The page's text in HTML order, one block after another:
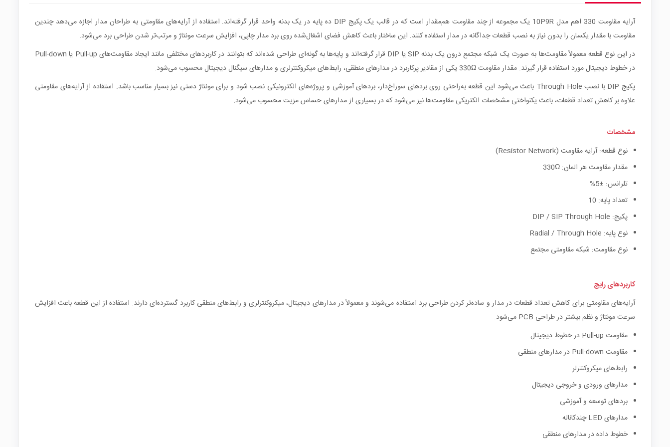
آرایه مقاومت 330 اهم مدل 10P9R یک مجموعه از چند مقاومت هم‌مقدار است که در قالب یک پکیج DIP ده پایه در یک بدنه واحد قرار گرفته‌اند. استفاده از آرایه‌های مقاومتی به طراحان مدار اجازه می‌دهد چندین
مقاومت با مقدار یکسان را بدون نیاز به نصب قطعات جداگانه در مدار استفاده کنند. این ساختار باعث کاهش فضای اشغال‌شده روی برد مدار چاپی، افزایش سرعت مونتاژ و مرتب‌تر شدن طراحی برد می‌شود.
در این نوع قطعه معمولاً مقاومت‌ها به صورت یک شبکه مجتمع درون یک بدنه SIP یا DIP قرار گرفته‌اند و پایه‌ها به گونه‌ای طراحی شده‌اند که بتوانند در کاربردهای مختلفی مانند ایجاد مقاومت‌های Pull-up یا Pull-down
در خطوط دیجیتال مورد استفاده قرار گیرند. مقدار مقاومت 330Ω یکی از مقادیر پرکاربرد در مدارهای منطقی، رابط‌های میکروکنترلری و مدارهای سیگنال دیجیتال محسوب می‌شود.
پکیج DIP با نصب Through Hole باعث می‌شود این قطعه به‌راحتی روی بردهای سوراخ‌دار، بردهای آموزشی و پروژه‌های الکترونیکی نصب شود و برای مونتاژ دستی نیز بسیار مناسب باشد. استفاده از آرایه‌های مقاومتی
علاوه بر کاهش تعداد قطعات، باعث یکنواختی مشخصات الکتریکی مقاومت‌ها نیز می‌شود که در بسیاری از مدارهای حساس مزیت محسوب می‌شود.
مشخصات
نوع قطعه: آرایه مقاومت (Resistor Network)
مقدار مقاومت هر المان: 330Ω
تلرانس: ±5%
تعداد پایه: 10
پکیج: DIP / SIP Through Hole
نوع پایه: Radial / Through Hole
نوع مقاومت: شبکه مقاومتی مجتمع
کاربردهای رایج
آرایه‌های مقاومتی برای کاهش تعداد قطعات در مدار و ساده‌تر کردن طراحی برد استفاده می‌شوند و معمولاً در مدارهای دیجیتال، میکروکنترلری و رابط‌های منطقی کاربرد گسترده‌ای دارند. استفاده از این قطعه باعث افزایش
سرعت مونتاژ و نظم بیشتر در طراحی PCB می‌شود.
مقاومت Pull-up در خطوط دیجیتال
مقاومت Pull-down در مدارهای منطقی
رابط‌های میکروکنترلر
مدارهای ورودی و خروجی دیجیتال
بردهای توسعه و آموزشی
مدارهای LED چندکاناله
خطوط داده در مدارهای منطقی